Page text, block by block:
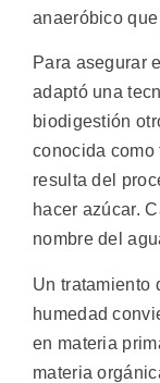
anaeróbico
Para asegurar
adaptó una
biodigestión
conocida como
resulta del
hacer azúcar.
nombre del
Un tratamiento
humedad
en materia
materia